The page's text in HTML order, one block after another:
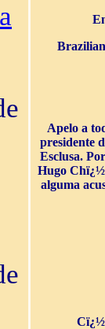
Apelo a
presidente
Esclusa.
Hugo
alguma